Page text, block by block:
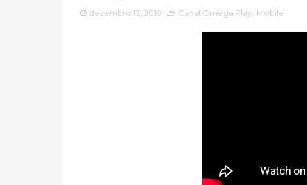
dezembro 13, 2018 Canal Omega Play Mobile